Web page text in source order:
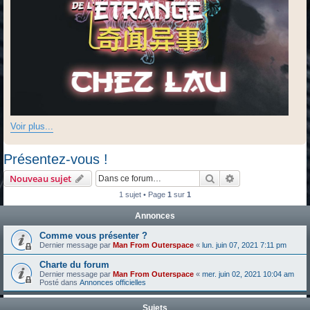
Voir plus...
Présentez-vous !
Nouveau sujet Rechercher
1 sujet • Page 1 sur 1
Annonces
Comme vous présenter ?
Dernier message par Man From Outerspace « lun. juin 07, 2021 7:11 pm
Charte du forum
Dernier message par Man From Outerspace « mer. juin 02, 2021 10:04 am
Posté dans Annonces officielles
Sujets